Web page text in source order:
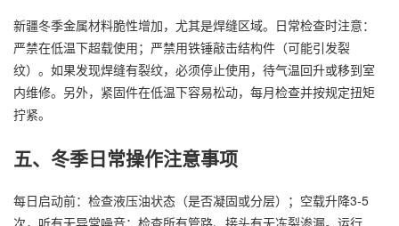
新疆冬季金属材料脆性增加，尤其是焊缝区域。日常检查时注意：
严禁在低温下超载使用；严禁用铁锤敲击结构件（可能引发裂
纹）。如果发现焊缝有裂纹，必须停止使用，待气温回升或移到室
内维修。另外，紧固件在低温下容易松动，每月检查并按规定扭矩
拧紧。
五、冬季日常操作注意事项
每日启动前：检查液压油状态（是否凝固或分层）；空载升降3-5